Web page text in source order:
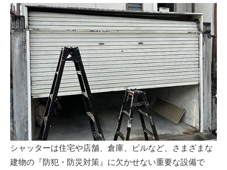
シャッターは住宅や店舗、倉庫、ビルなど、さまざまな
建物の『防犯・防災対策』に欠かせない重要な設備で